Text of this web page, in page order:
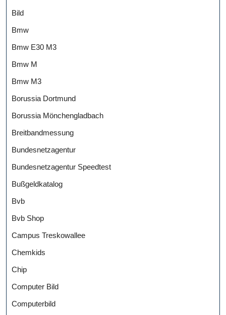
Bild
Bmw
Bmw E30 M3
Bmw M
Bmw M3
Borussia Dortmund
Borussia Mönchengladbach
Breitbandmessung
Bundesnetzagentur
Bundesnetzagentur Speedtest
Bußgeldkatalog
Bvb
Bvb Shop
Campus Treskowallee
Chemkids
Chip
Computer Bild
Computerbild